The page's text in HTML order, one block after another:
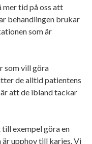
mer tid på oss att
behandlingen brukar
som är
som vill göra
de alltid patientens
att de ibland tackar
exempel göra en
är upphov till karies. Vi